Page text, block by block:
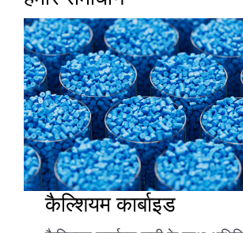
कैल्शियम कार्बाइड